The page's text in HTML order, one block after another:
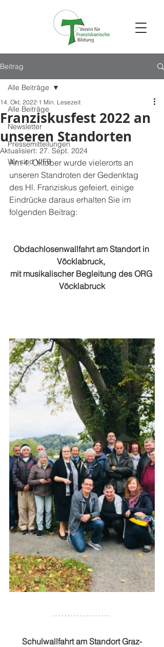
Beitrag
Alle Beiträge
Newsletter
Pressemitteilungen
Wir sind VfFB
Alle Beiträge
Franziskusfest 2022 an
unseren Standorten
14. Okt. 2022 1 Min. Lesezeit
Aktualisiert: 27. Sept. 2024
Am 4. Oktober wurde vielerorts an
unseren Standroten der Gedenktag
des Hl. Franziskus gefeiert, einige
Eindrücke daraus erhalten Sie im
folgenden Beitrag:
Obdachlosenwallfahrt am Standort in
Vöcklabruck,
mit musikalischer Begleitung des ORG
Vöcklabruck
Schulwallfahrt am Standort Graz-